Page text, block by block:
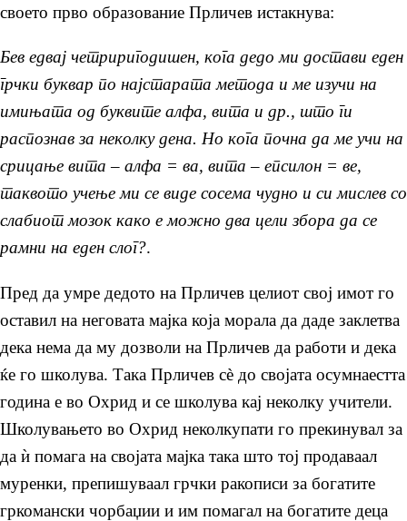
своето прво образование Прличев истакнува:
Бев едвај четриригодишен, кога дедо ми достави еден
грчки буквар по најстарата метода и ме изучи на
имињата од буквите алфа, вита и др., што ги
распознав за неколку дена. Но кога почна да ме учи на
срицање вита – алфа = ва, вита – епсилон = ве,
таквото учење ми се виде сосема чудно и си мислев со
слабиот мозок како е можно два цели збора да се
рамни на еден слог?.
Пред да умре дедото на Прличев целиот свој имот го
оставил на неговата мајка која морала да даде заклетва
дека нема да му дозволи на Прличев да работи и дека
ќе го школува. Така Прличев сè до својата осумнаестта
година е во Охрид и се школува кај неколку учители.
Школувањето во Охрид неколкупати го прекинувал за
да ѝ помага на својата мајка така што тој продаваал
муренки, препишуваал грчки ракописи за богатите
гркомански чорбаџии и им помагал на богатите деца